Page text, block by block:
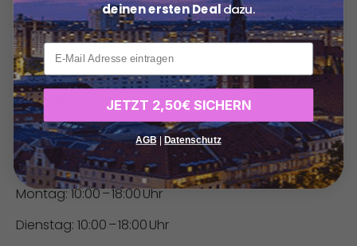
Die Einlösung des Gutscheins ist ausschließlich bei
Vorlage möglich.
Adresse:Venloer Straße 2, 40477 Düsseldorf
Telefon:
0160 / 932 464 51
Web:aibeauty.mytreatwell.de
Öffnungszeiten:
Montag: 10:00 – 18:00 Uhr
Dienstag: 10:00 – 18:00 Uhr
deinen ersten Dealdazu.
xxx
JETZT 2,50€ SICHERN
AGB| Datenschutz